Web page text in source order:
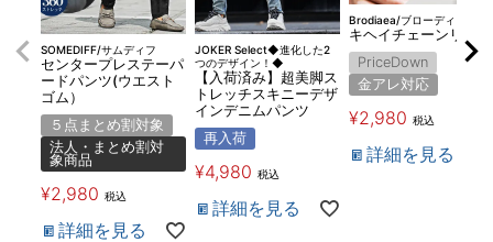
SOMEDIFF/サムディフ
センタープレステーパ
ードパンツ(ウエスト
ゴム）
５点まとめ割対象
法人・まとめ割対
象商品
¥2,980 税込
詳細を見る
JOKER Select◆進化した2
つのデザイン！◆
【入荷済み】超美脚ス
トレッチスキニーデザ
インデニムパンツ
再入荷
¥4,980 税込
詳細を見る
Brodiaea/ブローディア
キヘイチェーンリング
PriceDown
金アレ対応
¥2,980 税込
詳細を見る